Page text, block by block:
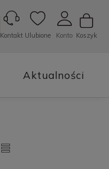
Koszyk
Konto
Ulubione
Kontakt
Aktualności